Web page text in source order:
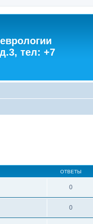
тел: +7
ОТВЕТЫ
0
0